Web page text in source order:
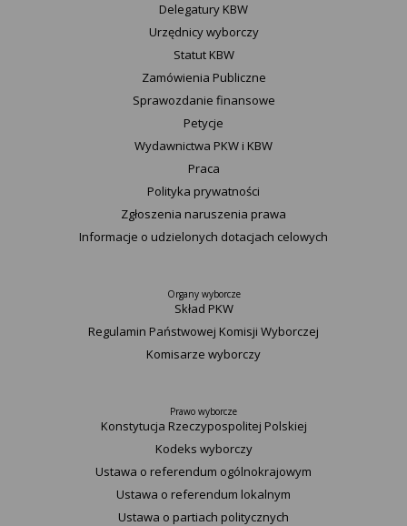
Delegatury ​KBW
Urzędnicy wyborczy
Statut K​BW
Zamówienia Publiczne
Sprawozdanie finansowe
Petycje
Wydawnictwa PKW i KBW
Praca
Polityka prywatności
Zgłoszenia naruszenia prawa
Informacje o udzielonych dotacjach celowych
Organy wyborcze
Skład PKW
Regulamin Państwowej Komisji Wyborczej
Komisarze wyborczy
Prawo wyborcze
Konstytucja Rzeczypospolitej Polskiej​
Kodeks wyborczy
Ustawa o referendum ogólnokrajowym
Ustawa o referendum lokalnym
Ustawa o partiach politycznych